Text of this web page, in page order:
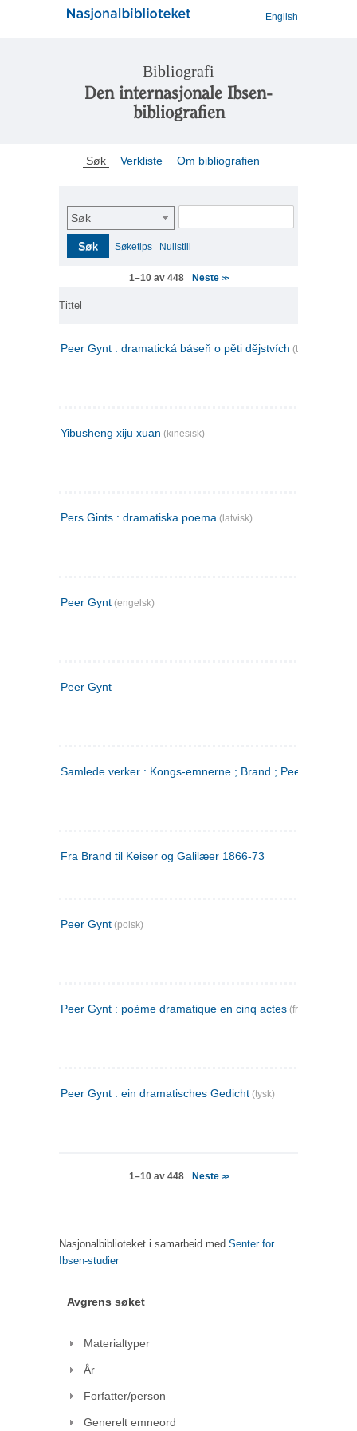
English
Bibliografi
Den internasjonale Ibsen-
bibliografien
Søk Verkliste Om bibliografien
Søk
Søk Søketips Nullstill
1–10 av 448 Neste >>
Tittel
Peer Gynt : dramatická báseň o pěti dějstvích (tsjekkisk)
Yibusheng xiju xuan (kinesisk)
Pers Gints : dramatiska poema (latvisk)
Peer Gynt (engelsk)
Peer Gynt
Samlede verker : Kongs-emnerne ; Brand ; Peer Gynt. 2
Fra Brand til Keiser og Galilæer 1866-73
Peer Gynt (polsk)
Peer Gynt : poème dramatique en cinq actes (fransk)
Peer Gynt : ein dramatisches Gedicht (tysk)
1–10 av 448 Neste >>
Nasjonalbiblioteket i samarbeid med Senter for
Ibsen-studier
Avgrens søket
Materialtyper
År
Forfatter/person
Generelt emneord